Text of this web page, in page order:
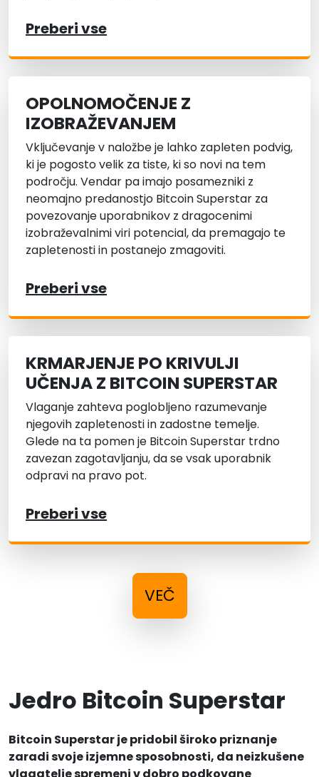
Preberi vse
OPOLNOMOČENJE Z
IZOBRAŽEVANJEM
Vključevanje v naložbe je lahko zapleten podvig,
ki je pogosto velik za tiste, ki so novi na tem
področju. Vendar pa imajo posamezniki z
neomajno predanostjo Bitcoin Superstar za
povezovanje uporabnikov z dragocenimi
izobraževalnimi viri potencial, da premagajo te
zapletenosti in postanejo zmagoviti.
Preberi vse
KRMARJENJE PO KRIVULJI
UČENJA Z BITCOIN SUPERSTAR
Vlaganje zahteva poglobljeno razumevanje
njegovih zapletenosti in zadostne temelje.
Glede na ta pomen je Bitcoin Superstar trdno
zavezan zagotavljanju, da se vsak uporabnik
odpravi na pravo pot.
Preberi vse
VEČ
Jedro Bitcoin Superstar
Bitcoin Superstar je pridobil široko priznanje
zaradi svoje izjemne sposobnosti, da neizkušene